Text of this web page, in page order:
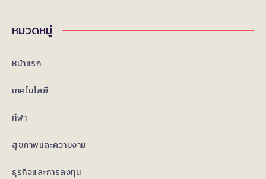
หมวดหมู่
หน้าแรก
เทคโนโลยี
กีฬา
สุขภาพและความงาม
ธุรกิจและการลงทุน